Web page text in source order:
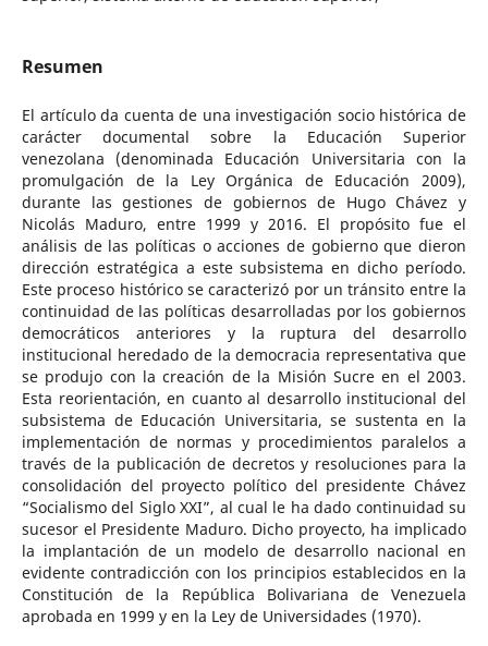
Resumen
El artículo da cuenta de una investigación socio histórica de
carácter documental sobre la Educación Superior
venezolana (denominada Educación Universitaria con la
promulgación de la Ley Orgánica de Educación 2009),
durante las gestiones de gobiernos de Hugo Chávez y
Nicolás Maduro, entre 1999 y 2016. El propósito fue el
análisis de las políticas o acciones de gobierno que dieron
dirección estratégica a este subsistema en dicho período.
Este proceso histórico se caracterizó por un tránsito entre la
continuidad de las políticas desarrolladas por los gobiernos
democráticos anteriores y la ruptura del desarrollo
institucional heredado de la democracia representativa que
se produjo con la creación de la Misión Sucre en el 2003.
Esta reorientación, en cuanto al desarrollo institucional del
subsistema de Educación Universitaria, se sustenta en la
implementación de normas y procedimientos paralelos a
través de la publicación de decretos y resoluciones para la
consolidación del proyecto político del presidente Chávez
“Socialismo del Siglo XXI”, al cual le ha dado continuidad su
sucesor el Presidente Maduro. Dicho proyecto, ha implicado
la implantación de un modelo de desarrollo nacional en
evidente contradicción con los principios establecidos en la
Constitución de la República Bolivariana de Venezuela
aprobada en 1999 y en la Ley de Universidades (1970).